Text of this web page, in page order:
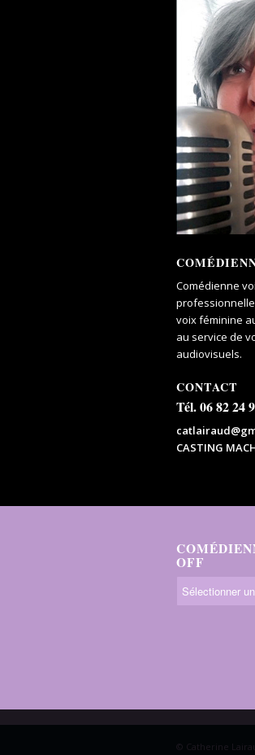
Comédienne
voix féminine
au service de
audiovisuels.
CONTACT
Tél. 06 82 24
CASTING
OFF
© Catherine